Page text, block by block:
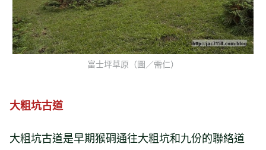
富士坪草原（圖／需仁）
大粗坑古道
大粗坑古道是早期猴硐通往大粗坑和九份的聯絡道